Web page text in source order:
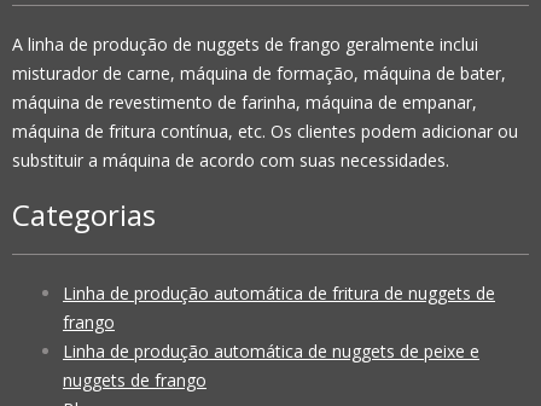
A linha de produção de nuggets de frango geralmente inclui
misturador de carne, máquina de formação, máquina de bater,
máquina de revestimento de farinha, máquina de empanar,
máquina de fritura contínua, etc. Os clientes podem adicionar ou
substituir a máquina de acordo com suas necessidades.
Categorias
Linha de produção automática de fritura de nuggets de
frango
Linha de produção automática de nuggets de peixe e
nuggets de frango